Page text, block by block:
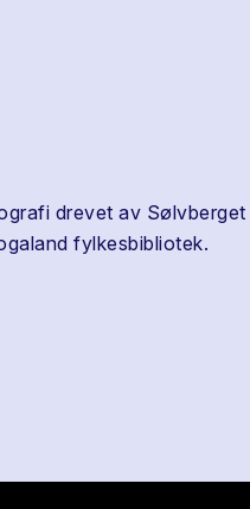
drevet av
fylkesbibliotek.